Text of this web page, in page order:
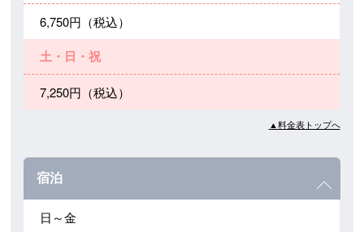
6,750円（税込）
土・日・祝
7,250円（税込）
▲料金表トップへ
宿泊
日～金